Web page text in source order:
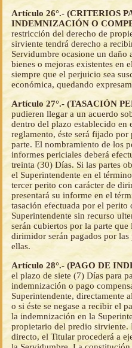
Artículo 26°.- (CRITERIOS
INDEMNIZACIÓN O
restricción del derecho de
sirviente tendrá derecho a
Servidumbre ocasione un daño
bienes o mejoras existentes en
siempre que el perjuicio sea
económica, quedando
Artículo 27°.- (TASACIÓN
pudieren llegar a un acuerdo
dentro del plazo establecido en
reglamento, éste será fijado
parte. El nombramiento de los
informes periciales deberá
treinta (30) Días. Si las partes
el Superintendente en el
tercer perito con carácter de
presentará su informe en el
tasación efectuada por el
Superintendente sin recurso
serán cubiertos por la parte
dirimidor serán pagados por las
ellas.
Artículo 28°.- (PAGO DE
el plazo de siete (7) Días para
indemnización o pago
Superintendente, directamente
o si éste se negase a recibir el
la indemnización en la
propietario del predio sirviente.
directo, el Titular procederá a